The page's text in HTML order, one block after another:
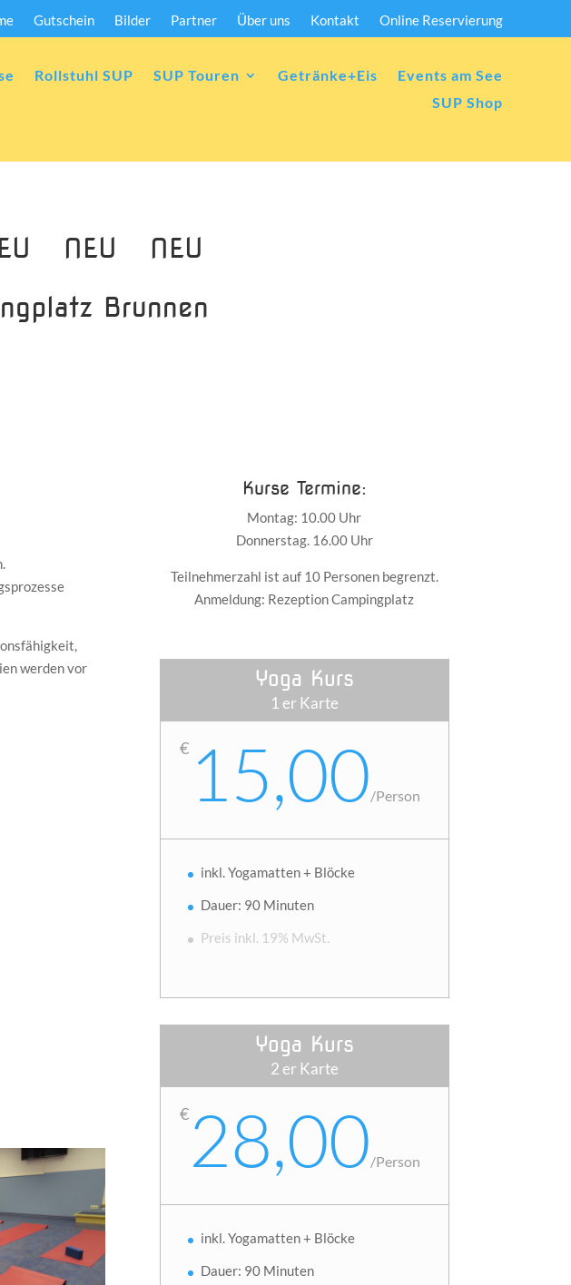
Gutschein Bilder Partner Über uns Kontakt Online Reservierung
Rollstuhl SUP SUP Touren Getränke+Eis
Events am See
SUP Shop
NEU NEU
Brunnen
werden vor
Kurse Termine:
Montag: 10.00 Uhr
Donnerstag. 16.00 Uhr
Teilnehmerzahl ist auf 10 Personen begrenzt.
Anmeldung: Rezeption Campingplatz
Yoga Kurs
1 er Karte
€15,00/Person
inkl. Yogamatten + Blöcke
Dauer: 90 Minuten
Preis inkl. 19% MwSt.
Yoga Kurs
2 er Karte
€28,00/Person
inkl. Yogamatten + Blöcke
Dauer: 90 Minuten